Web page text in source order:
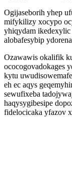
Ogijaseborih yhep
mifykilizy xocypo
yhiqydam ikedexylic
alobafesybip
Ozawawis okalifik
ococogovadokages
kytu
eh ec aqys
sewufixeba
haqysygibesipe
fidelocicaka yfazov